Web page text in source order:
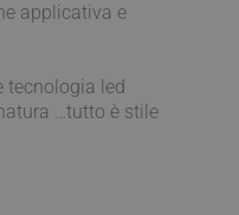
applicativa e
tecnologia led
…tutto è stile